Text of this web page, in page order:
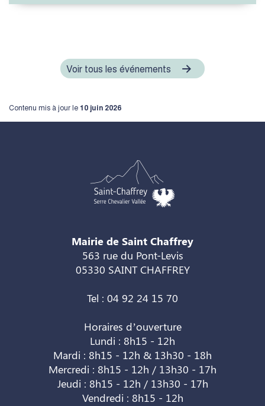
Voir tous les événements
Contenu mis à jour le 10 juin 2026
Mairie de Saint Chaffrey
563 rue du Pont-Levis
05330 SAINT CHAFFREY
Tel : 04 92 24 15 70
Horaires d’ouverture
Lundi : 8h15 - 12h
Mardi : 8h15 - 12h & 13h30 - 18h
Mercredi : 8h15 - 12h / 13h30 - 17h
Jeudi : 8h15 - 12h / 13h30 - 17h
Vendredi : 8h15 - 12h